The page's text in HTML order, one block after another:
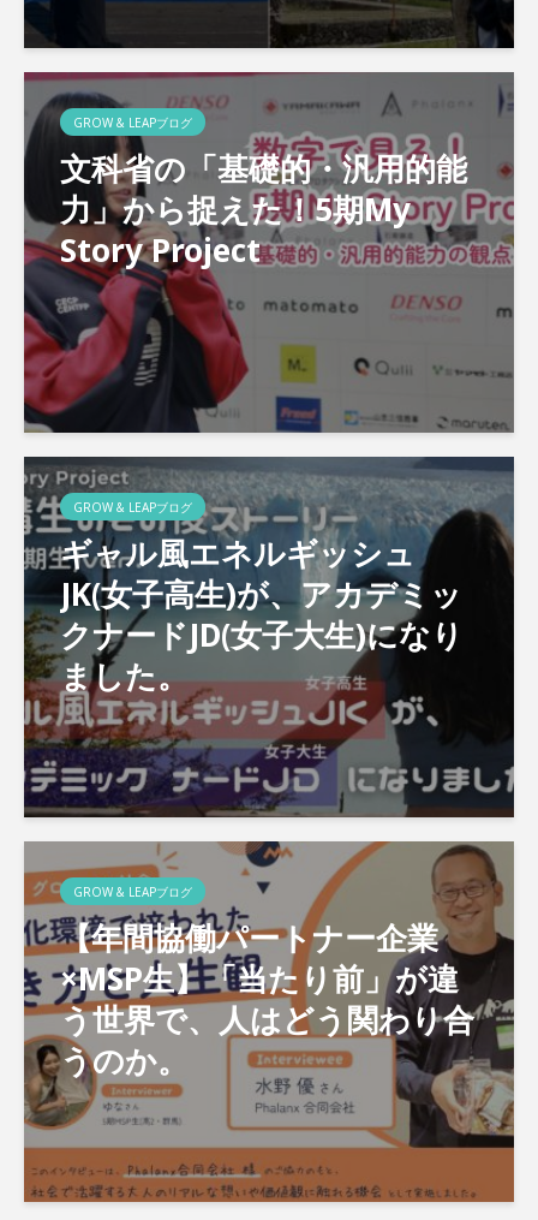
GROW & LEAPブログ
文科省の「基礎的・汎用的能
力」から捉えた！5期My
Story Project
GROW & LEAPブログ
ギャル風エネルギッシュ
JK(女子高生)が、アカデミッ
クナードJD(女子大生)になり
ました。
GROW & LEAPブログ
【年間協働パートナー企業
×MSP生】「当たり前」が違
う世界で、人はどう関わり合
うのか。